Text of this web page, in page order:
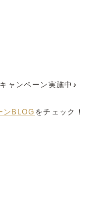
ャンペーン実施中♪
ンBLOG をチェック！